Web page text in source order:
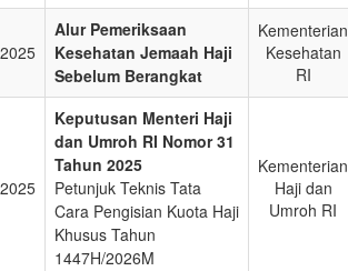
Alur Pemeriksaan
Kesehatan Jemaah Haji
Sebelum Berangkat
Kementerian
Kesehatan
RI
Keputusan Menteri Haji
dan Umroh RI Nomor 31
Tahun 2025
Petunjuk Teknis Tata
Cara Pengisian Kuota Haji
Khusus Tahun
1447H/2026M
Kementerian
Haji dan
Umroh RI